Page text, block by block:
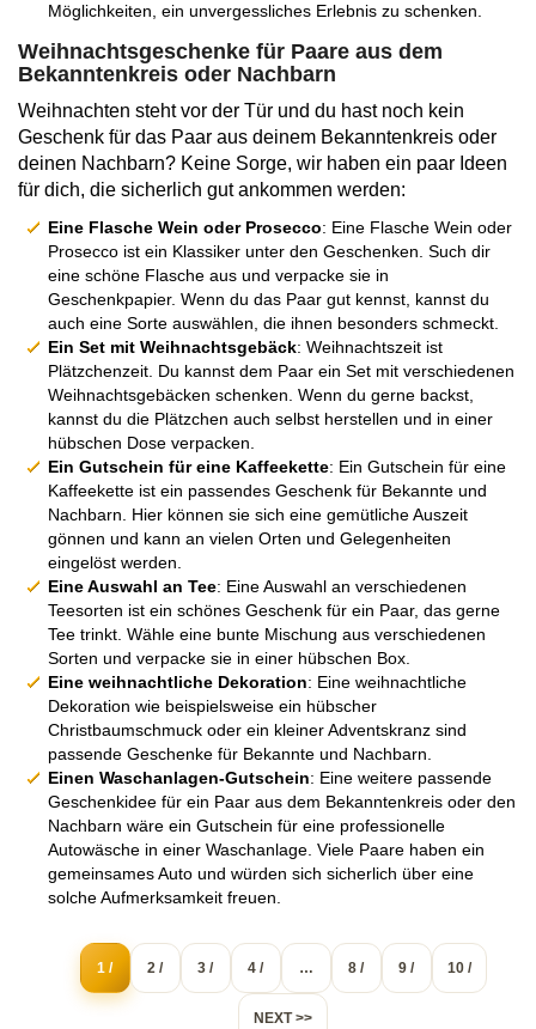
Möglichkeiten, ein unvergessliches Erlebnis zu schenken.
Weihnachtsgeschenke für Paare aus dem
Bekanntenkreis oder Nachbarn
Weihnachten steht vor der Tür und du hast noch kein
Geschenk für das Paar aus deinem Bekanntenkreis oder
deinen Nachbarn? Keine Sorge, wir haben ein paar Ideen
für dich, die sicherlich gut ankommen werden:
Eine Flasche Wein oder Prosecco: Eine Flasche Wein oder
Prosecco ist ein Klassiker unter den Geschenken. Such dir
eine schöne Flasche aus und verpacke sie in
Geschenkpapier. Wenn du das Paar gut kennst, kannst du
auch eine Sorte auswählen, die ihnen besonders schmeckt.
Ein Set mit Weihnachtsgebäck: Weihnachtszeit ist
Plätzchenzeit. Du kannst dem Paar ein Set mit verschiedenen
Weihnachtsgebäcken schenken. Wenn du gerne backst,
kannst du die Plätzchen auch selbst herstellen und in einer
hübschen Dose verpacken.
Ein Gutschein für eine Kaffeekette: Ein Gutschein für eine
Kaffeekette ist ein passendes Geschenk für Bekannte und
Nachbarn. Hier können sie sich eine gemütliche Auszeit
gönnen und kann an vielen Orten und Gelegenheiten
eingelöst werden.
Eine Auswahl an Tee: Eine Auswahl an verschiedenen
Teesorten ist ein schönes Geschenk für ein Paar, das gerne
Tee trinkt. Wähle eine bunte Mischung aus verschiedenen
Sorten und verpacke sie in einer hübschen Box.
Eine weihnachtliche Dekoration: Eine weihnachtliche
Dekoration wie beispielsweise ein hübscher
Christbaumschmuck oder ein kleiner Adventskranz sind
passende Geschenke für Bekannte und Nachbarn.
Einen Waschanlagen-Gutschein: Eine weitere passende
Geschenkidee für ein Paar aus dem Bekanntenkreis oder den
Nachbarn wäre ein Gutschein für eine professionelle
Autowäsche in einer Waschanlage. Viele Paare haben ein
gemeinsames Auto und würden sich sicherlich über eine
solche Aufmerksamkeit freuen.
1 / 2 / 3 / 4 / … 8 / 9 / 10 /
NEXT >>